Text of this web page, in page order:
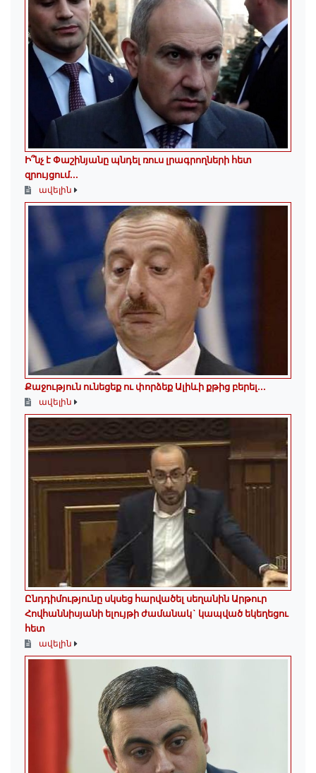
Ի՞նչ է Փաշինյանը պնդել ռուս լրագրողների հետ
զրույցում․․․
ավելին
Քաջություն ունեցեք ու փորձեք Ալիևի քթից բերել․․․
ավելին
Ընդդիմությունը սկսեց հարվածել սեղանին Արթուր
Հովհաննիսյանի ելույթի ժամանակ` կապված եկեղեցու
հետ
ավելին